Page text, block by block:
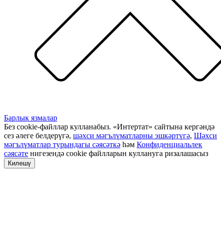
Барлык язмалар
Без cookie-файллар кулланабыз. «Интертат» сайтына кергәндә
сез әлеге белдерүгә, шәхси мәгълүматларны эшкәртүгә, Шәхси
мәгълүматлар турындагы сәясәткә һәм Конфиденциальлек
сәясәте нигезендә cookie файлларын куллануга ризалашасыз
Килешү